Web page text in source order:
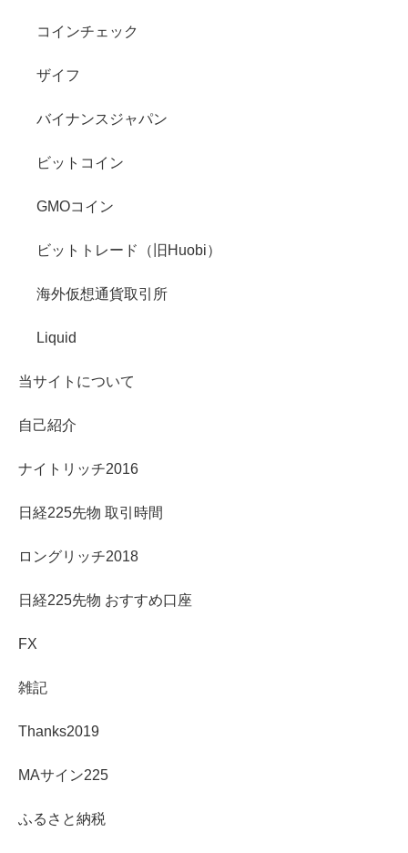
コインチェック
ザイフ
バイナンスジャパン
ビットコイン
GMOコイン
ビットトレード（旧Huobi）
海外仮想通貨取引所
Liquid
当サイトについて
自己紹介
ナイトリッチ2016
日経225先物 取引時間
ロングリッチ2018
日経225先物 おすすめ口座
FX
雑記
Thanks2019
MAサイン225
ふるさと納税